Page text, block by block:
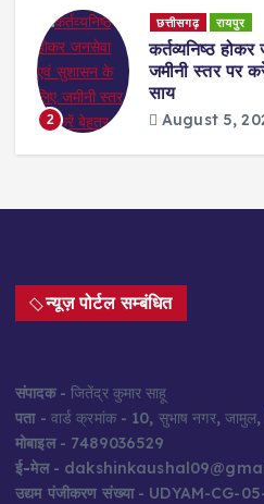
2
छत्तीसगढ़ रायपुर
कर्तव्यनिष्ठ
जमीनी स्तर पर
साय
August 5,
न्यूज़ पोर्टल सम्बंधित
संपादक- जितेंद्र कुमार साहू
पता- वार्ड क्रमांक - 10, सुभाष नगर, जामुल,
मोबाइल- 7489036529
ई-मेल-
उद्यम पंजीकरण संख्या- UDYAM-CG-